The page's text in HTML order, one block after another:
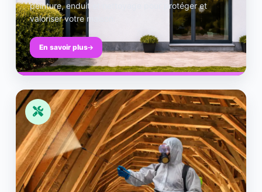
peinture, enduit et nettoyage pour protéger et
valoriser votre maison.
En savoir plus